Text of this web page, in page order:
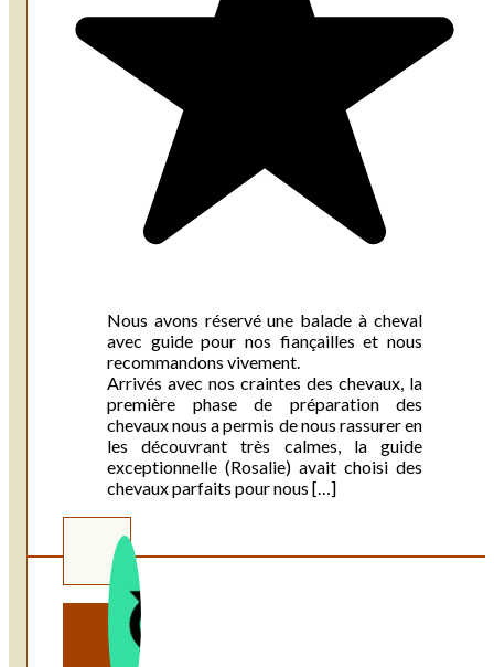
Nous avons réservé une balade à cheval
avec guide pour nos fiançailles et nous
recommandons vivement.
Arrivés avec nos craintes des chevaux, la
première phase de préparation des
chevaux nous a permis de nous rassurer en
les découvrant très calmes, la guide
exceptionnelle (Rosalie) avait choisi des
chevaux parfaits pour nous […]